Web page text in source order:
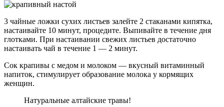
3 чайные ложки сухих листьев залейте 2 стаканами кипятка,
настаивайте 10 минут, процедите. Выпивайте в течение дня
глотками. При настаивании свежих листьев достаточно
настаивать чай в течение 1 — 2 минут.
Сок крапивы с медом и молоком — вкусный витаминный
напиток, стимулирует образование молока у кормящих
женщин.
Натуральные алтайские травы!